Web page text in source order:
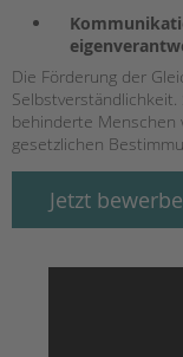
Magazin
KONTAKT
Impressum
Datenschutz
Hinweisgebersystem
Intranet
Die Förderung der
behinderte Menschen
gesetzlichen
Jetzt